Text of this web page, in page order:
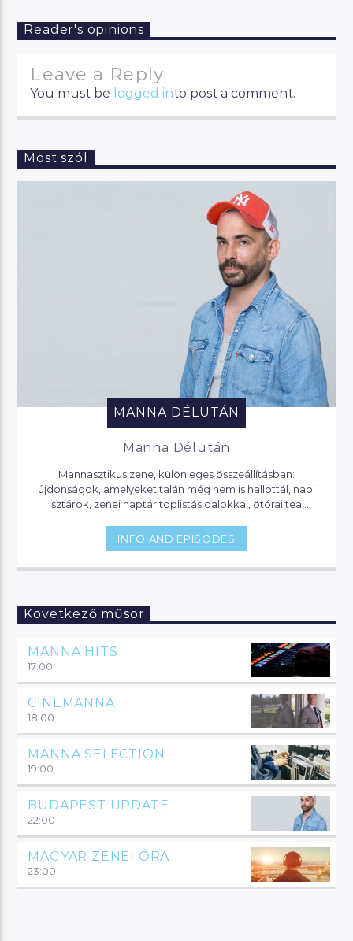
Reader's opinions
Leave a Reply
You must be logged into post a comment.
Most szól
MANNA DÉLUTÁN
Manna Délután
Mannasztikus zene, különleges összeállításban:
újdonságok, amelyeket talán még nem is hallottál, napi
sztárok, zenei naptár toplistás dalokkal, ötórai tea
valami érdekeset, vagy olyat, amit eddig nem is tudtál…
INFO AND EPISODES
Következő műsor
MANNA HITS
17:00
CINEMANNA
18:00
MANNA SELECTION
19:00
BUDAPEST UPDATE
22:00
MAGYAR ZENEI ÓRA
23:00